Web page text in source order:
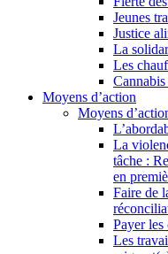
Jeunes
Justice
La
Les
Moyens d’action
Moyens
La
tâche :
en
Faire de
Payer les
Les